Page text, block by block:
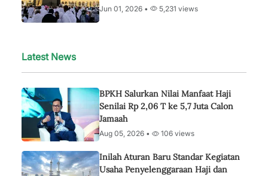
Jun 01, 2026 • 5,231 views
Latest News
BPKH Salurkan Nilai Manfaat Haji
Senilai Rp 2,06 T ke 5,7 Juta Calon
Jamaah
Aug 05, 2026 • 106 views
Inilah Aturan Baru Standar Kegiatan
Usaha Penyelenggaraan Haji dan